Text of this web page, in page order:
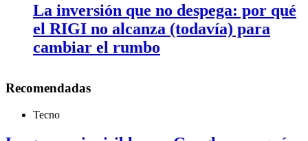
La inversión que no despega: por qué
el RIGI no alcanza (todavía) para
cambiar el rumbo
Recomendadas
Tecno